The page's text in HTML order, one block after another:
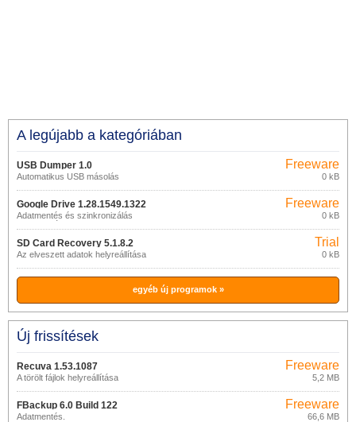
A legújabb a kategóriában
USB Dumper 1.0
Automatikus USB másolás
Freeware
0 kB
Google Drive 1.28.1549.1322
Adatmentés és szinkronizálás
(alkalmazás)
Freeware
0 kB
SD Card Recovery 5.1.8.2
Az elveszett adatok helyreállítása
Trial
0 kB
egyéb új programok »
Új frissítések
Recuva 1.53.1087
A törölt fájlok helyreállítása
Freeware
5,2 MB
FBackup 6.0 Build 122
Adatmentés.
Freeware
66,6 MB